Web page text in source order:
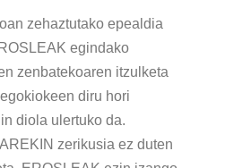
zehaztutako epealdia
egindako
zenbatekoaren itzulketa
diru hori
diola ulertuko da.
zerikusia ez duten